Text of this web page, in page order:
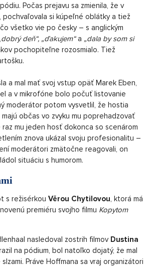
Počas prejavu sa zmienila, že v
pochvaľovala si kúpeľné oblátky a tiež
všetko vie po česky – s anglickým
dobrý deň“, „ďakujem“a „dala by som si
pochopiteľne rozosmialo. Tiež
a mal mať svoj vstup opäť Marek Eben,
a v mikrofóne bolo počuť listovanie
moderátor potom vysvetlil, že hostia
občas vo zvyku mu poprehadzovať
mu jeden hosť dokonca so scenárom
znova ukázal svoju profesionalitu –
moderátori zmätočne reagovali, on
situáciu s humorom.
s režisérkou Věrou Chytilovou, ktorá má
premiéru svojho filmu Kopytom
nasledoval zostrih filmov Dustina
na pódium, bol natoľko dojatý, že mal
Práve Hoffmana sa vraj organizátori